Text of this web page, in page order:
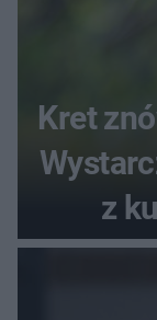
Kret
z